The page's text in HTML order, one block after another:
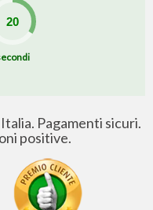
Pagamenti sicuri.
positive.